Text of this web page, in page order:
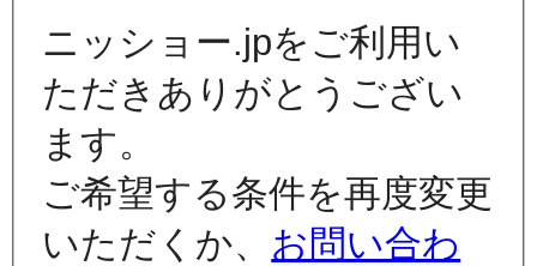
ニッショー.jpをご利用い
ただきありがとうござい
ます。
ご希望する条件を再度変更
いただくか、 お問い合わ